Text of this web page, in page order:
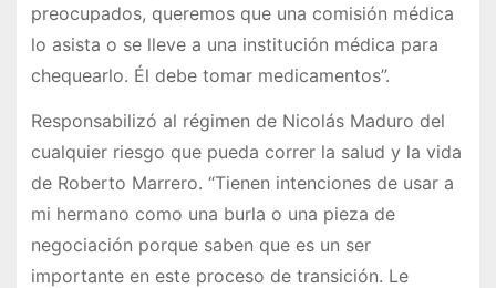
preocupados, queremos que una comisión médica
lo asista o se lleve a una institución médica para
chequearlo. Él debe tomar medicamentos”.
Responsabilizó al régimen de Nicolás Maduro del
cualquier riesgo que pueda correr la salud y la vida
de Roberto Marrero. “Tienen intenciones de usar a
mi hermano como una burla o una pieza de
negociación porque saben que es un ser
importante en este proceso de transición. Le